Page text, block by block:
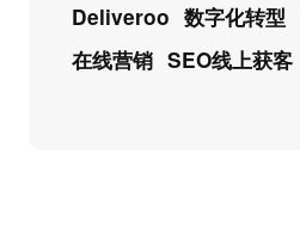
Deliveroo 数字化转型
在线营销 SEO线上获客